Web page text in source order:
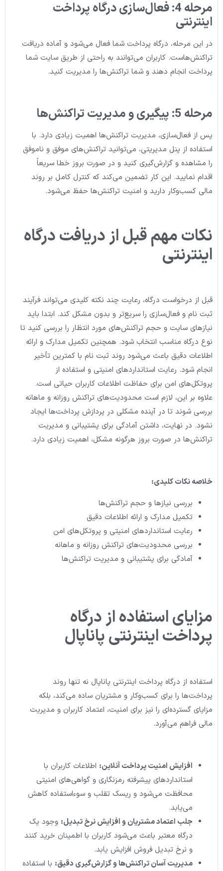
مرحله 4: فعال‌سازی درگاه پرداخت
اینترنتی
در این مرحله، درگاه پرداخت شما فعال می‌شود و آماده دریافت
تراکنش‌هاست. کاربران می‌توانند به راحتی از طریق سایت شما
پرداخت انجام دهند و شما تراکنش‌ها را مدیریت کنید.
مرحله 5: پیگیری و مدیریت تراکنش‌ها
پس از فعال‌سازی، مدیریت تراکنش‌ها اهمیت زیادی دارد. با
استفاده از پنل مدیریتی، می‌توانید تراکنش‌های موفق و ناموفق
را مشاهده و گزارش‌گیری کنید و در صورت بروز خطا سریعاً
اقدام نمایید. این کار تضمین می‌کند که کنترل کامل بر روند
مالی کسب‌وکار دارید و امنیت تراکنش‌ها حفظ می‌شود.
نکات مهم قبل از دریافت درگاه
اینترنتی
قبل از درخواست درگاه، رعایت چند نکته کلیدی می‌تواند فرآیند
ثبت نام و فعال‌سازی را سریع‌تر و بدون مشکل کند. ابتدا باید
نیازهای سایت و حجم تراکنش‌های مورد انتظار را بررسی کنید تا
نوع درگاه مناسب انتخاب شود. همچنین تکمیل مدارک و ارائه
اطلاعات دقیق باعث می‌شود روند ثبت نام با کمترین تأخیر
انجام شود. رعایت استانداردهای امنیتی و استفاده از
پروتکل‌های امن برای حفاظت اطلاعات کاربران حیاتی است.
علاوه بر این، لازم است محدودیت‌های تراکنش روزانه و ماهانه
بررسی شوند تا در آینده مشکلی در پردازش پرداخت‌ها ایجاد
نشود. در نهایت، داشتن آمادگی برای پشتیبانی و مدیریت
تراکنش‌ها در صورت بروز هرگونه مشکل، اهمیت زیادی دارد.
خلاصه نکات کلیدی:
بررسی نیازها و حجم تراکنش‌ها
تکمیل مدارک و ارائه اطلاعات دقیق
رعایت استانداردهای امنیتی و پروتکل‌های امن
بررسی محدودیت‌های تراکنش روزانه و ماهانه
آمادگی برای پشتیبانی و مدیریت تراکنش‌ها
مزایای استفاده از درگاه
پرداخت اینترنتی پاناپال
استفاده از درگاه پرداخت اینترنتی پاناپال نه تنها روند
پرداخت‌ها را برای کسب‌وکار و مشتریان ساده می‌کند، بلکه
مزایای گسترده‌ای را نیز برای امنیت، اعتماد کاربران و مدیریت
مالی فراهم می‌آورد.
افزایش امنیت پرداخت آنلاین: اطلاعات کاربران با
استانداردهای پیشرفته رمزنگاری و گواهی‌های امنیتی
محافظت می‌شود و ریسک تقلب و سوءاستفاده کاهش
می‌یابد.
جلب اعتماد مشتریان و افزایش نرخ تبدیل: وجود یک
درگاه معتبر باعث می‌شود کاربران با اطمینان خرید کنند
و نرخ تبدیل فروش افزایش یابد.
مدیریت آسان تراکنش‌ها و گزارش‌گیری دقیق: با استفاده